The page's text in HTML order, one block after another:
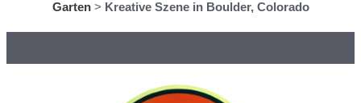
Garten> Kreative Szene in Boulder, Colorado